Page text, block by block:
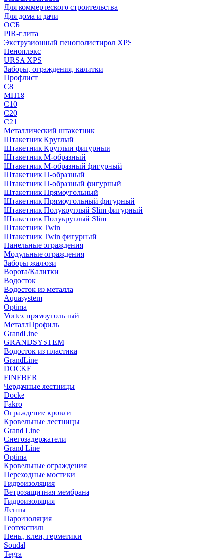
Для коммерческого строительства
Для дома и дачи
ОСБ
PIR-плита
Экструзионный пенополистирол XPS
Пеноплэкс
URSA XPS
Заборы, ограждения, калитки
Профлист
С8
МП18
С10
С20
С21
Металлический штакетник
Штакетник Круглый
Штакетник Круглый фигурный
Штакетник М-образный
Штакетник М-образный фигурный
Штакетник П-образный
Штакетник П-образный фигурный
Штакетник Прямоугольный
Штакетник Прямоугольный фигурный
Штакетник Полукруглый Slim фигурный
Штакетник Полукруглый Slim
Штакетник Twin
Штакетник Twin фигурный
Панельные ограждения
Модульные ограждения
Заборы жалюзи
Ворота/Калитки
Водосток
Водосток из металла
Aquasystem
Optima
Vortex прямоугольный
МеталлПрофиль
GrandLine
GRANDSYSTEM
Водосток из пластика
GrandLine
DOCKE
FINEBER
Чердачные лестницы
Docke
Fakro
Ограждение кровли
Кровельные лестницы
Grand Line
Снегозадержатели
Grand Line
Optima
Кровельные ограждения
Переходные мостики
Гидроизоляция
Ветрозащитная мембрана
Гидроизоляция
Ленты
Пароизоляция
Геотекстиль
Пены, клеи, герметики
Soudal
Tegra